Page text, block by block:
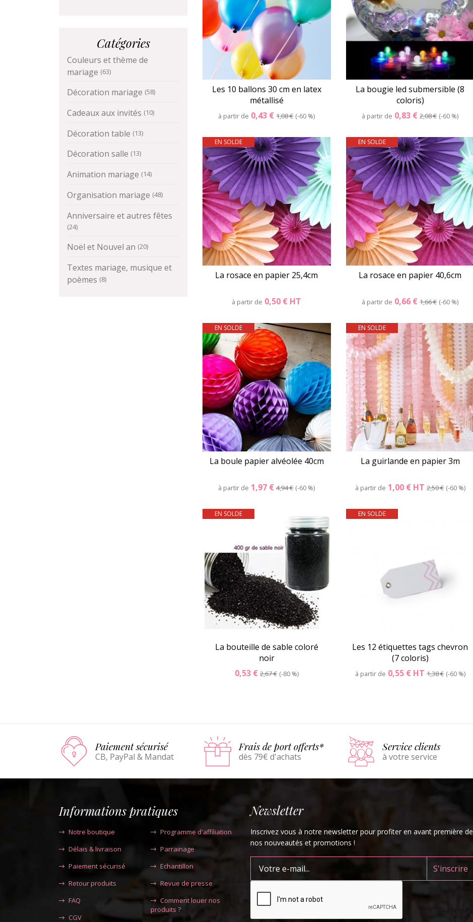
Catégories
Couleurs et thème de
mariage (63)
Décoration mariage (58)
Cadeaux aux invités (10)
Décoration table (13)
Décoration salle (13)
Animation mariage (14)
Organisation mariage (48)
Anniversaire et autres fêtes
(24)
Noël et Nouvel an (20)
Textes mariage, musique et
poèmes (8)
Les 10 ballons 30 cm en latex
métallisé
à partir de 0,43 €1,08 € -60 %
Détails Panier
La bougie led submersible (8
coloris)
à partir de 0,83 €2,08 € -60 %
Détails Panier
EN SOLDE
La rosace en papier 25,4cm
à partir de 0,50 € HT
Détails Panier
EN SOLDE
La rosace en papier 40,6cm
à partir de 0,66 €1,66 € -60 %
Détails Panier
EN SOLDE
La boule papier alvéolée 40cm
à partir de 1,97 €4,94 € -60 %
Détails Panier
EN SOLDE
La guirlande en papier 3m
à partir de 1,00 € HT 2,50 € -60 %
Détails
EN SOLDE
La bouteille de sable coloré
noir
0,53 € 2,67 € -80 %
EN SOLDE
Les 12 étiquettes tags chevron
(7 coloris)
à partir de 0,55 € HT 1,38 € -60 %
Paiement sécurisé
CB, PayPal & Mandat
Frais de port offerts*
dès 79€ d'achats
Service clients
à votre service
Informations pratiques
Notre boutique
Délais & livraison
Paiement sécurisé
Retour produits
FAQ
CGV
Programme d'affiliation
Parrainage
Echantillon
Revue de presse
Comment louer nos
produits ?
Newsletter
Inscrivez vous à notre newsletter pour profiter en avant première de
nos nouveautés et promotions !